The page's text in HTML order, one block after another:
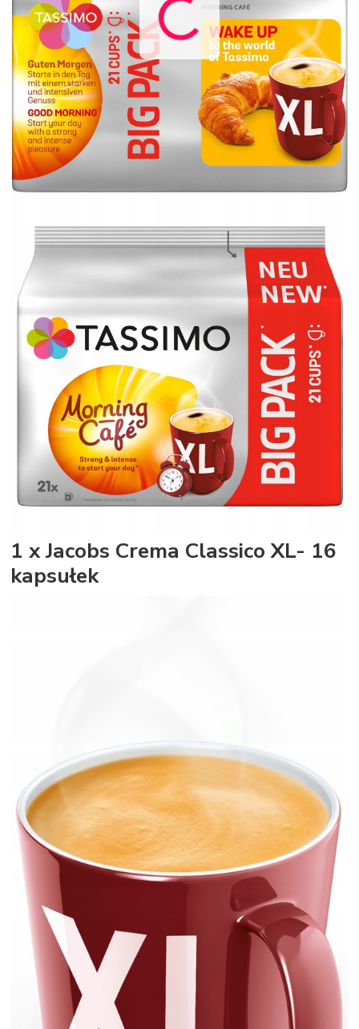
1 x Jacobs Crema Classico XL- 16
kapsułek